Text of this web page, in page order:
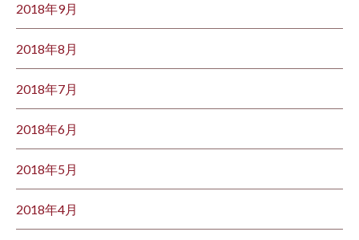
2018年9月
2018年8月
2018年7月
2018年6月
2018年5月
2018年4月